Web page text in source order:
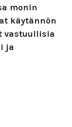
monin
käytännön
vastuullisia
ja